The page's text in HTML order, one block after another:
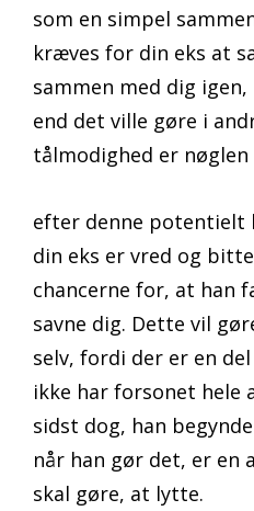
som en simpel
kræves for din eks at
sammen med dig
end det ville gøre i
tålmodighed er nøglen
efter denne potentielt
din eks er vred og
chancerne for, at han
savne dig. Dette vil
selv, fordi der er en
ikke har forsonet hele
sidst dog, han
når han gør det, er en
skal gøre, at lytte.